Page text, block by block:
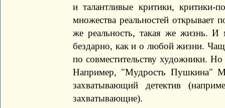
и талантливые критики,
множества реальностей открывает
же реальность, такая же жизнь.
бездарно, как и о любой жизни.
по совместительству художники.
Например, "Мудрость Пушкина"
захватывающий детектив
захватывающие).